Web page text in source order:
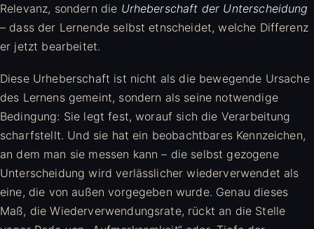
Relevanz, sondern die Urheberschaft der Unterscheidung
– dass der Lernende selbst etnscheidet, welche Differenz
er jetzt bearbeitet.
Diese Urheberschaft ist nicht als die bewegende Ursache
des Lernens gemeint, sondern als seine notwendige
Bedingung: Sie legt fest, worauf sich die Verarbeitung
scharfstellt. Und sie hat ein beobachtbares Kennzeichen,
an dem man sie messen kann – die selbst gezogene
Unterscheidung wird verlässlicher wiederverwendet als
eine, die von außen vorgegeben wurde. Genau dieses
Maß, die Wiederverwendungsrate, rückt an die Stelle